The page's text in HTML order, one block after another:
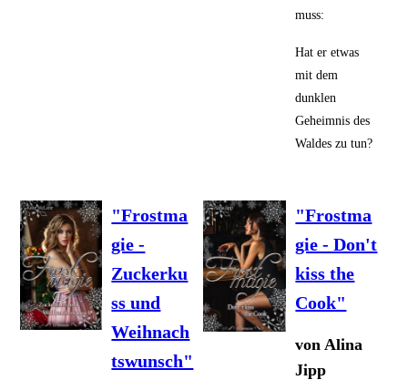
muss:
Hat er etwas
mit dem
dunklen
Geheimnis des
Waldes zu tun?
"Frostma
gie -
Zuckerku
ss und
Weihnach
tswunsch"
"Frostma
gie - Don't
kiss the
Cook"
von Alina
Jipp